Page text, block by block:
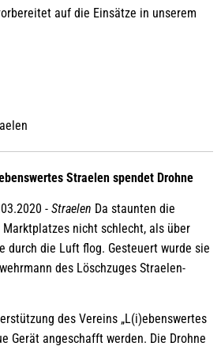
auf die Einsätze in unserem
Straelen spendet Drohne
- Straelen Da staunten die
nicht schlecht, als über
durch die Luft flog. Gesteuert wurde sie
des Löschzuges Straelen-
des Vereins „L(i)ebenswertes
Gerät angeschafft werden. Die Drohne